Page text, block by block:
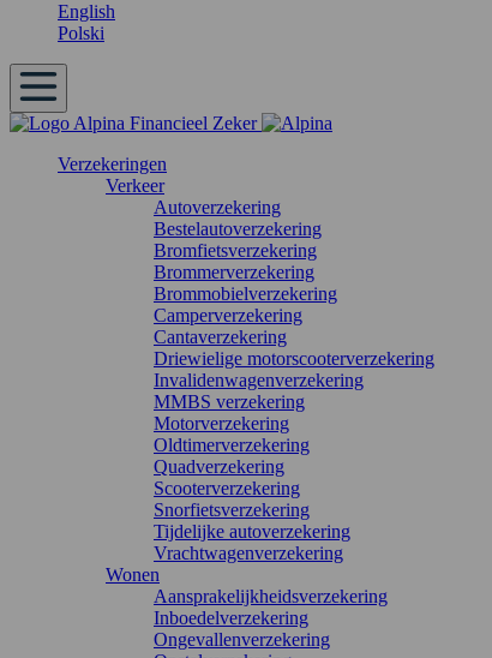
English
Polski
Verzekeringen
Verkeer
Autoverzekering
Bestelautoverzekering
Bromfietsverzekering
Brommerverzekering
Brommobielverzekering
Camperverzekering
Cantaverzekering
Driewielige motorscooterverzekering
Invalidenwagenverzekering
MMBS verzekering
Motorverzekering
Oldtimerverzekering
Quadverzekering
Scooterverzekering
Snorfietsverzekering
Tijdelijke autoverzekering
Vrachtwagenverzekering
Wonen
Aansprakelijkheidsverzekering
Inboedelverzekering
Ongevallenverzekering